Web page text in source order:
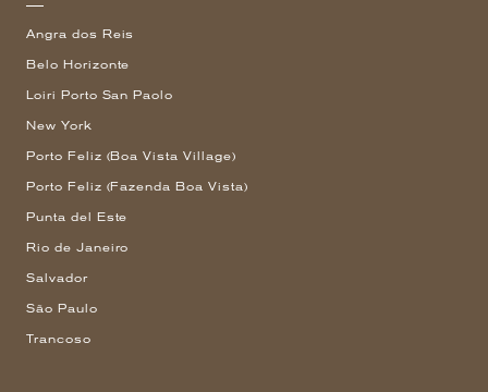
Angra dos Reis
Belo Horizonte
Loiri Porto San Paolo
New York
Porto Feliz (Boa Vista Village)
Porto Feliz (Fazenda Boa Vista)
Punta del Este
Rio de Janeiro
Salvador
São Paulo
Trancoso